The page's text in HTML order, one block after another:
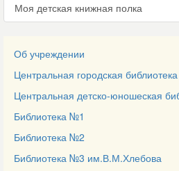
Моя детская книжная полка
Об учреждении
Центральная городская
Центральная детско-юношеская
Библиотека №1
Библиотека №2
Библиотека №3 им.В.М.Хлебова